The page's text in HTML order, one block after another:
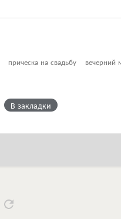
прическа на свадьбу вечерний
В закладки